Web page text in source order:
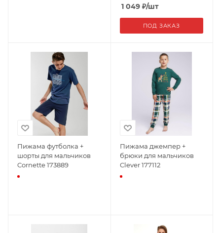
1 049₽/шт
ПОД ЗАКАЗ
Пижама футболка +
шорты для мальчиков
Cornette 173889
Пижама джемпер +
брюки для мальчиков
Clever 177112